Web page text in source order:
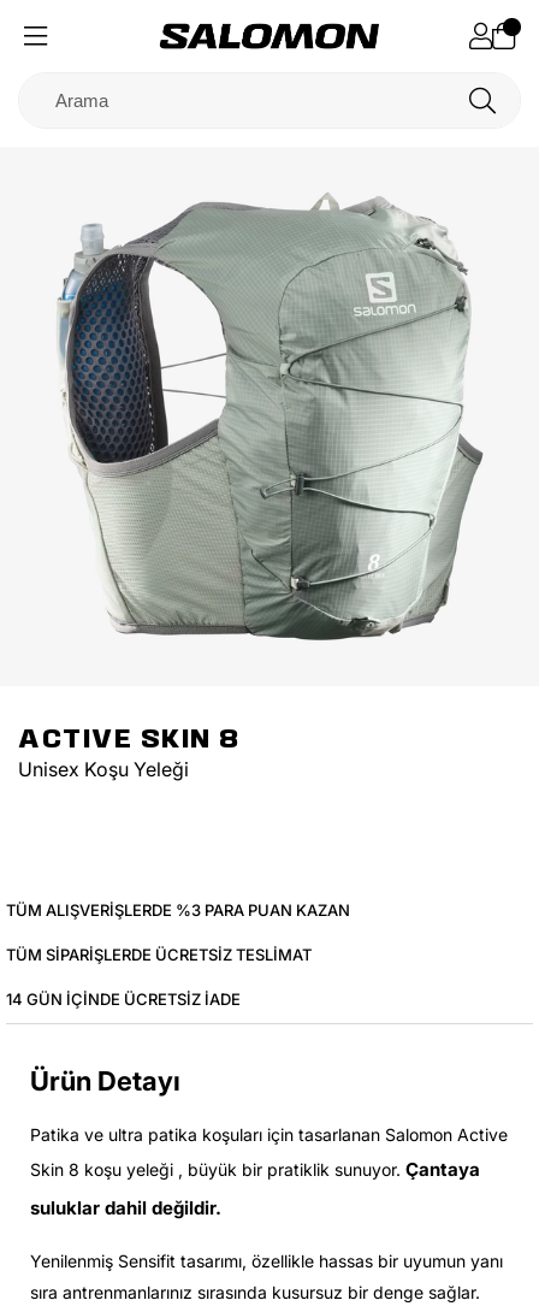
ACTIVE SKIN 8
Unisex Koşu Yeleği
TÜM ALIŞVERIŞLERDE %3 PARA PUAN KAZAN
TÜM SIPARIŞLERDE ÜCRETSIZ TESLIMAT
14 GÜN IÇINDE ÜCRETSIZ IADE
Ürün Detayı
Patika ve ultra patika koşuları için tasarlanan Salomon Active
Skin 8 koşu yeleği , büyük bir pratiklik sunuyor. Çantaya
suluklar dahil değildir.
Yenilenmiş Sensifit tasarımı, özellikle hassas bir uyumun yanı
sıra antrenmanlarınız sırasında kusursuz bir denge sağlar.